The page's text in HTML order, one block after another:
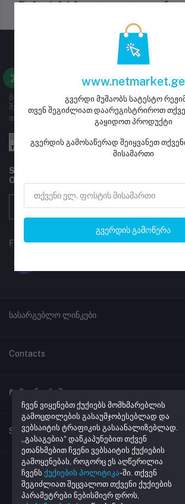
მხარდაჭერის პოლიტიკა
გვერდი ემსახურება ყიდვა გაყიდვას,
შესაძლებლობა დარეგისტრირდნენ და
თავიანთი პროდუქტი
Subscribe to our newsletter for regular
Offers, Coupons & more
FOLLOW US
სასარგებლო ლინკები
პროგრამული უზრუნველყოფა
Contacts
მისამართი
ქუთაისი, ჭავჭავაძის #41
ტელეფონი
+995 32 205 43 40
ელ. ფოსტა
info@netmarket.ge
Ჩემი ანგარიში
შესვლა
შეკვეთების ისტორია
რჩეული პროდუქტების სია
აკონტროლეთ შეკვეთა
Seller Zone
Become A Seller მაღაზიის რეგისტრაცია
Login to Seller Panel
ჩვენ ვიყენებთ ქუქიებს მომხმარებლის
გამოცდილების გასაუმჯობესებლად და
ვებსაიტის ტრაფიკის გასაანალიზებლად.
„გასაგებია“ დაწკაპუნებით თქვენ
ეთანხმებით ჩვენი ვებსაიტის ქუქიების
გამოყენებას, როგორც ეს აღწერილია
ჩვენს ქუქიების პოლიტიკა-ში. თქვენ
შეგიძლიათ შეცვალოთ თქვენი ქუქიების
პარამეტრები ნებისმიერ დროს,
www.netmarket.ge
გვერდი მუშაობს სატესტო
თვენ შეგიძლიათ დაარეგისტრიროთ
გაყიდოთ პროდუქტი
გვერდის გამოსაწერად შეიყვანეთ
მისამართი
გვერდის გამოწერა